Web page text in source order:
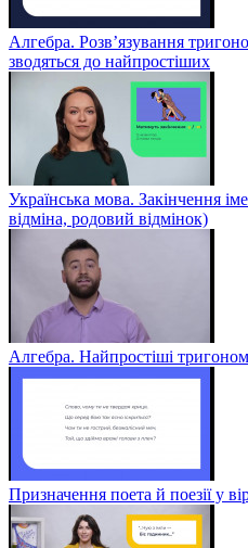
Алгебра. Розв’язування
зводяться до найпростіших
Українська мова. Закінчення
відміна, родовий відмінок)
Алгебра. Найпростіші
Призначення поета й поезії у